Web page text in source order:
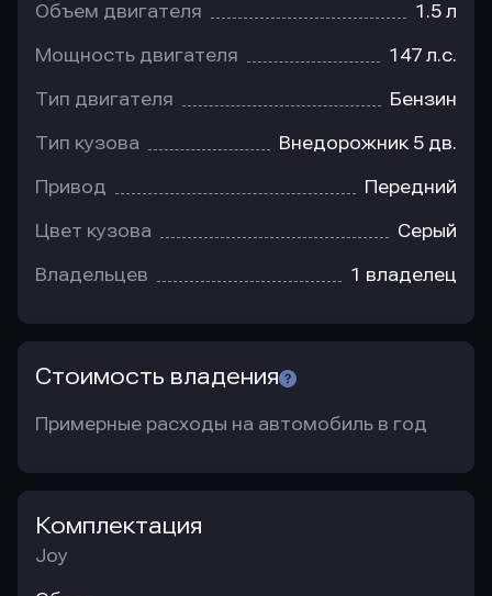
Объем двигателя 1.5 л
Мощность двигателя 147 л.с.
Тип двигателя Бензин
Тип кузова Внедорожник 5 дв.
Привод Передний
Цвет кузова Серый
Владельцев 1 владелец
Стоимость владения
Примерные расходы на автомобиль в год
Комплектация
Joy